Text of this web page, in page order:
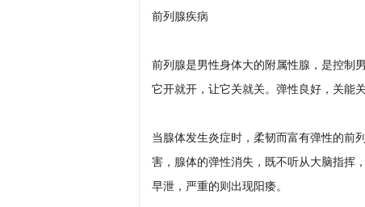
前列腺疾病
前列腺是男性身体大的附属性腺，是控制
它开就开，让它关就关。弹性良好，关能
当腺体发生炎症时，柔韧而富有弹性的前
害，腺体的弹性消失，既不听从大脑指挥
早泄，严重的则出现阳痿。